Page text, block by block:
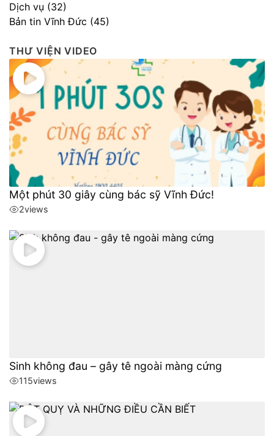
Dịch vụ (32)
Bản tin Vĩnh Đức (45)
THƯ VIỆN VIDEO
Một phút 30 giây cùng bác sỹ Vĩnh Đức!
2views
Sinh không đau – gây tê ngoài màng cứng
115views